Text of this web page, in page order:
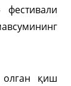
олган қиш